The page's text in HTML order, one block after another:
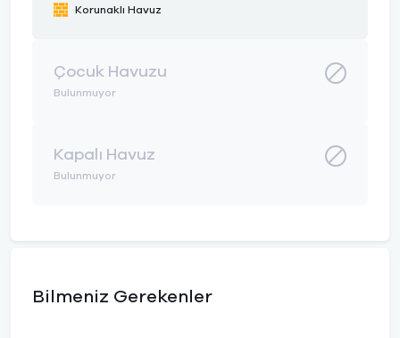
Korunaklı Havuz
Çocuk Havuzu
Bulunmuyor
Kapalı Havuz
Bulunmuyor
Bilmeniz Gerekenler